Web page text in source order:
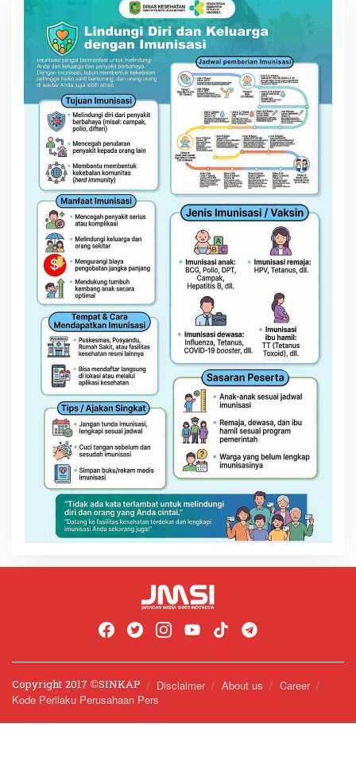
Copyright 2017 ©️SINKAP Disclaimer About us
Career
Kode Perilaku Perusahaan Pers